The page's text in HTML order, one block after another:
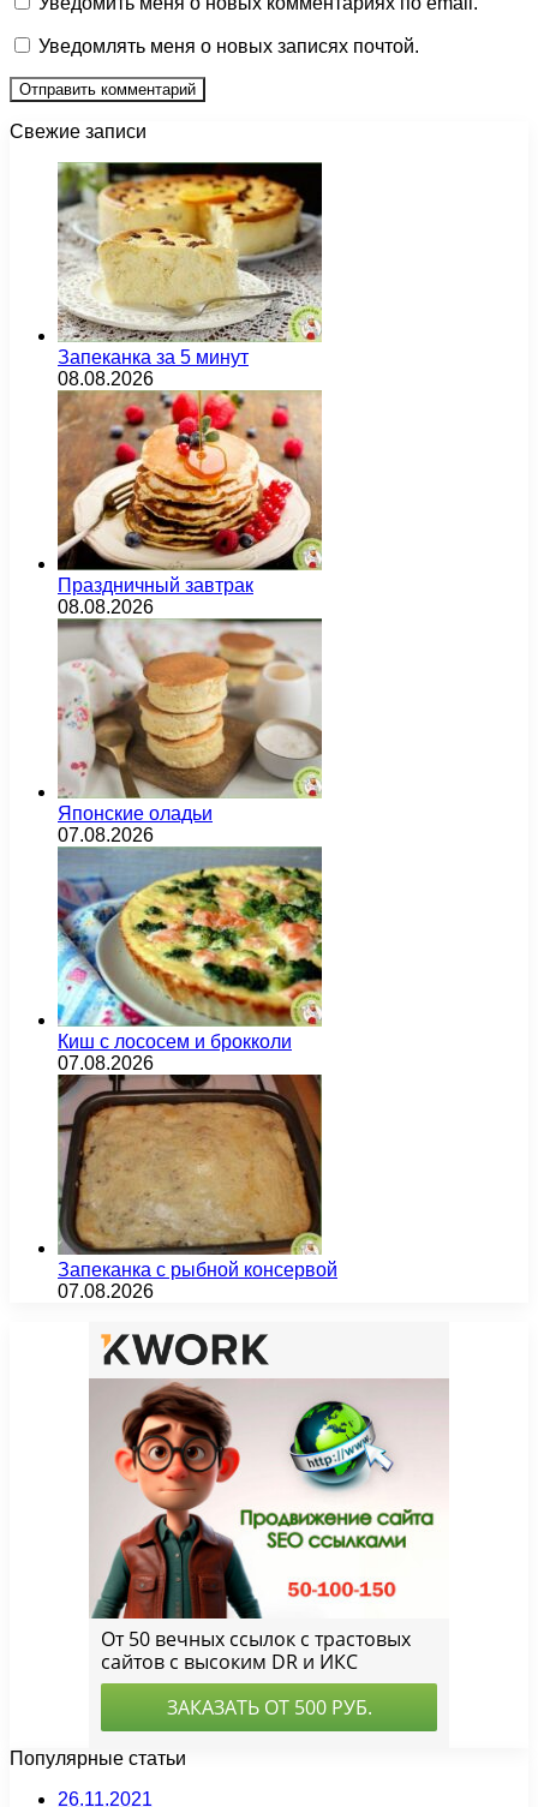
Уведомлять меня о новых записях почтой.
Свежие записи
Запеканка за 5 минут
08.08.2026
Праздничный завтрак
08.08.2026
Японские оладьи
07.08.2026
Киш с лососем и брокколи
07.08.2026
Запеканка с рыбной консервой
07.08.2026
Популярные статьи
26.11.2021